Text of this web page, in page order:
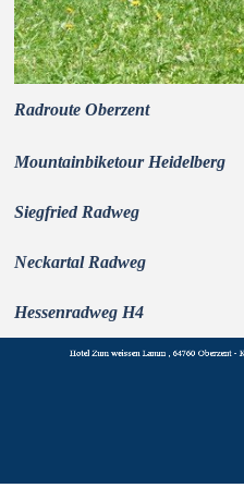
Radroute Oberzent
Mountainbiketour Heidelberg
Siegfried Radweg
Neckartal Radweg
Hessenradweg H4